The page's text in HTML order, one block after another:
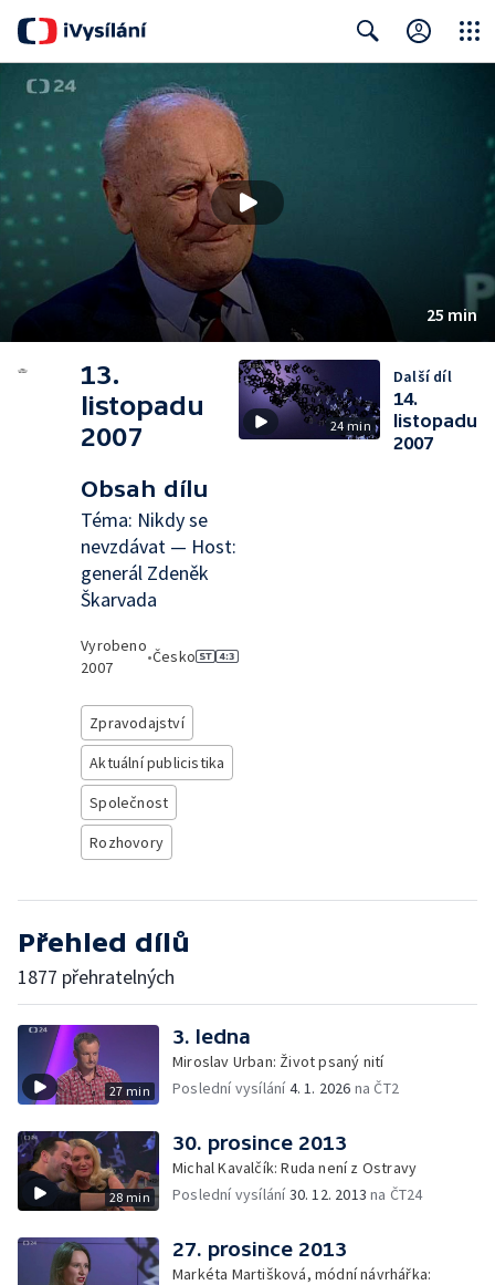
25 min
13.
listopadu
2007
Obsah dílu
Téma: Nikdy se
nevzdávat — Host:
generál Zdeněk
Škarvada
Vyrobeno
2007
•Česko
Zpravodajství
Aktuální publicistika
Společnost
Rozhovory
24 min
Další díl
14.
listopadu
2007
Přehled dílů
1877 přehratelných
27 min
3. ledna
Miroslav Urban: Život psaný nití
Poslední vysílání4. 1. 2026 na ČT2
28 min
30. prosince 2013
Michal Kavalčík: Ruda není z Ostravy
Poslední vysílání30. 12. 2013 na ČT24
27. prosince 2013
Markéta Martišková, módní návrhářka: